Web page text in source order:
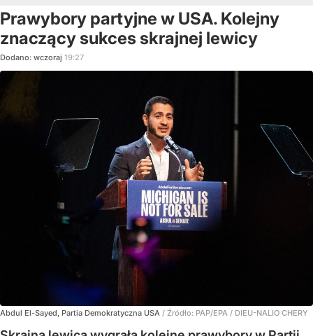
Prawybory partyjne w USA. Kolejny
znaczący sukces skrajnej lewicy
Dodano: wczoraj 19:27
Abdul El-Sayed, Partia Demokratyczna USA / Źródło: PAP/EPA / DIEU-NALIO CHERY